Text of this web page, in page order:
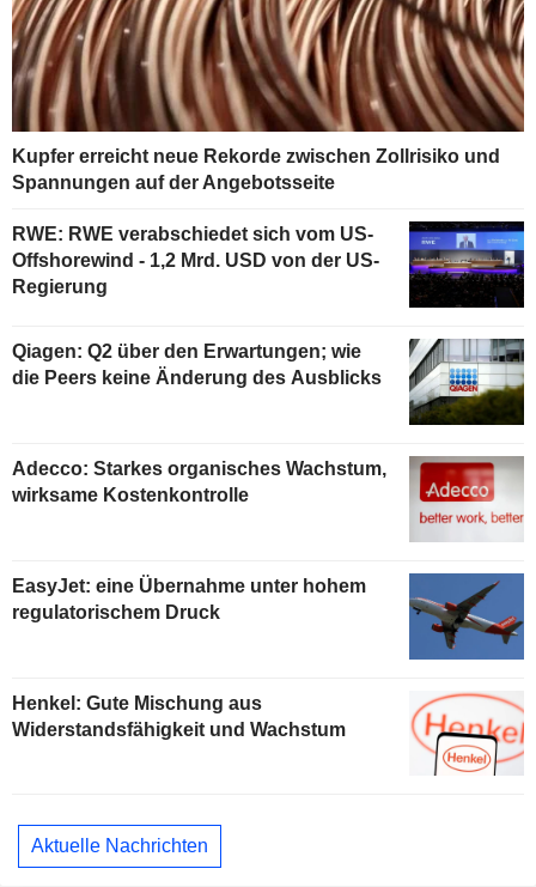
Kupfer erreicht neue Rekorde zwischen Zollrisiko und
Spannungen auf der Angebotsseite
RWE: RWE verabschiedet sich vom US-
Offshorewind - 1,2 Mrd. USD von der US-
Regierung
Qiagen: Q2 über den Erwartungen; wie
die Peers keine Änderung des Ausblicks
Adecco: Starkes organisches Wachstum,
wirksame Kostenkontrolle
EasyJet: eine Übernahme unter hohem
regulatorischem Druck
Henkel: Gute Mischung aus
Widerstandsfähigkeit und Wachstum
Aktuelle Nachrichten